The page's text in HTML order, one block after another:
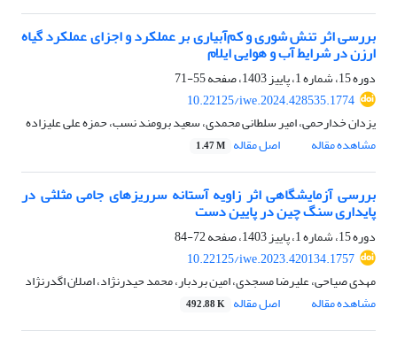
بررسی اثر تنش شوری و کم‌آبیاری بر عملکرد و اجزای عملکرد گیاه
ارزن در شرایط آب و هوایی ایلام
دوره 15، شماره 1، پاییز 1403، صفحه
55-71
10.22125/iwe.2024.428535.1774
یزدان خدارحمی، امیر سلطانی محمدی، سعید برومند نسب، حمزه علی علیزاده
مشاهده مقاله
اصل مقاله 1.47 M
بررسی آزمایشگاهی اثر زاویه آستانه سرریزهای جامی مثلثی در
پایداری سنگ چین در پایین دست
دوره 15، شماره 1، پاییز 1403، صفحه
72-84
10.22125/iwe.2023.420134.1757
مهدی صیاحی، علیرضا مسجدی، امین بردبار، محمد حیدرنژاد، اصلان اگدرنژاد
مشاهده مقاله
اصل مقاله 492.88 K